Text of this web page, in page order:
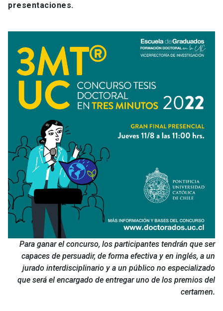
presentaciones.
Para ganar el concurso, los participantes tendrán que ser
capaces de persuadir, de forma efectiva y en inglés, a un
jurado interdisciplinario y a un público no especializado
que será el encargado de entregar uno de los premios del
certamen.